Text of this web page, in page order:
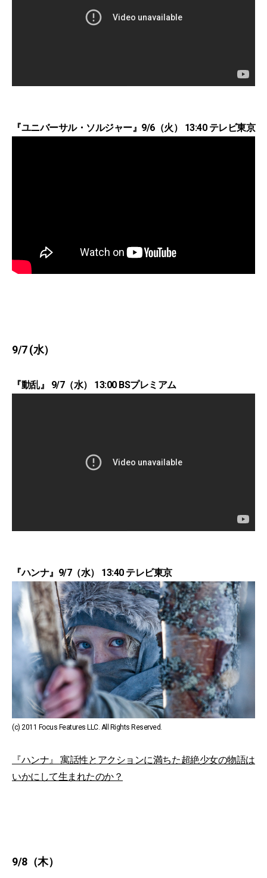
『ユニバーサル・ソルジャー』9/6（火） 13:40 テレビ東京
9/7 (水）
『動乱』 9/7（水） 13:00 BSプレミアム
『ハンナ』9/7（水） 13:40 テレビ東京
(c) 2011 Focus Features LLC. All Rights Reserved.
『ハンナ』 寓話性とアクションに満ちた超絶少女の物語は
いかにして生まれたのか？
9/8（木）